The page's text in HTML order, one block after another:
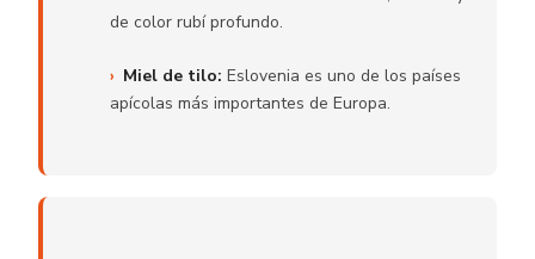
de color rubí profundo.
Miel de tilo: Eslovenia es uno de los países
apícolas más importantes de Europa.